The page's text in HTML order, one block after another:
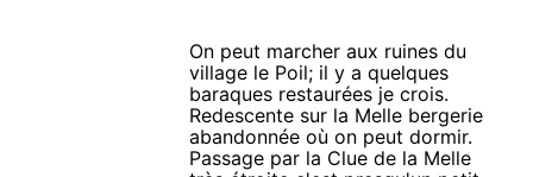
On peut marcher aux ruines du
village le Poil; il y a quelques
baraques restaurées je crois.
Redescente sur la Melle bergerie
abandonnée où on peut dormir.
Passage par la Clue de la Melle